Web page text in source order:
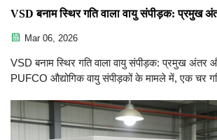
VSD बनाम स्थिर गति वाला वायु संपीड़क: प्रमुख
Mar 06, 2026
VSD बनाम स्थिर गति वाला वायु संपीड़क: प्रमुख
PUFCO औद्योगिक वायु संपीड़कों के मामले में, एक चर
महत्वपूर्ण निर्णय है जो...